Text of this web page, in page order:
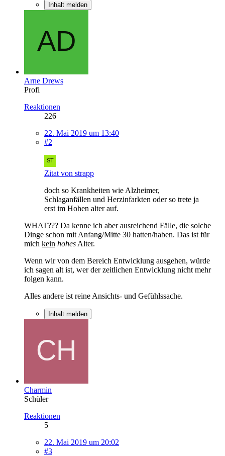
Inhalt melden
Arne Drews
Profi
Reaktionen
226
22. Mai 2019 um 13:40
#2
Zitat von strapp
doch so Krankheiten wie Alzheimer,
Schlaganfällen und Herzinfarkten oder so trete ja
erst im Hohen alter auf.
WHAT??? Da kenne ich aber ausreichend Fälle, die solche
Dinge schon mit Anfang/Mitte 30 hatten/haben. Das ist für
mich kein hohes Alter.
Wenn wir von dem Bereich Entwicklung ausgehen, würde
ich sagen alt ist, wer der zeitlichen Entwicklung nicht mehr
folgen kann.
Alles andere ist reine Ansichts- und Gefühlssache.
Inhalt melden
Charmin
Schüler
Reaktionen
5
22. Mai 2019 um 20:02
#3